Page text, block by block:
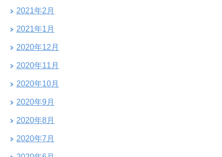
2021年2月
2021年1月
2020年12月
2020年11月
2020年10月
2020年9月
2020年8月
2020年7月